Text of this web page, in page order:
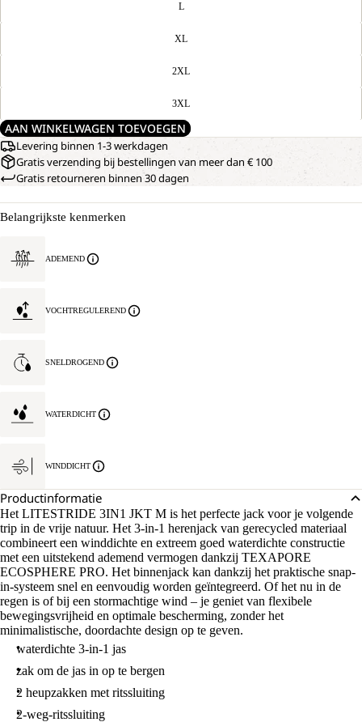
L
XL
2XL
3XL
AAN WINKELWAGEN TOEVOEGEN
Levering binnen 1-3 werkdagen
Gratis verzending bij bestellingen van meer dan € 100
Gratis retourneren binnen 30 dagen
Belangrijkste kenmerken
ADEMEND
VOCHTREGULEREND
SNELDROGEND
WATERDICHT
WINDDICHT
Productinformatie
Het LITESTRIDE 3IN1 JKT M is het perfecte jack voor je volgende
trip in de vrije natuur. Het 3-in-1 herenjack van gerecycled materiaal
combineert een winddichte en extreem goed waterdichte constructie
met een uitstekend ademend vermogen dankzij TEXAPORE
ECOSPHERE PRO. Het binnenjack kan dankzij het praktische snap-
in-systeem snel en eenvoudig worden geïntegreerd. Of het nu in de
regen is of bij een stormachtige wind – je geniet van flexibele
bewegingsvrijheid en optimale bescherming, zonder het
minimalistische, doordachte design op te geven.
waterdichte 3-in-1 jas
zak om de jas in op te bergen
2 heupzakken met ritssluiting
2-weg-ritssluiting